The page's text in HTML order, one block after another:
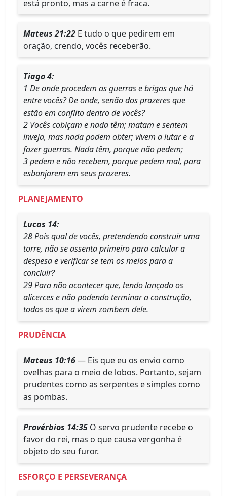
está pronto, mas a carne é fraca.
Mateus 21:22 E tudo o que pedirem em
oração, crendo, vocês receberão.
Tiago 4:
1 De onde procedem as guerras e brigas que há
entre vocês? De onde, senão dos prazeres que
estão em conflito dentro de vocês?
2 Vocês cobiçam e nada têm; matam e sentem
inveja, mas nada podem obter; vivem a lutar e a
fazer guerras. Nada têm, porque não pedem;
3 pedem e não recebem, porque pedem mal, para
esbanjarem em seus prazeres.
PLANEJAMENTO
Lucas 14:
28 Pois qual de vocês, pretendendo construir uma
torre, não se assenta primeiro para calcular a
despesa e verificar se tem os meios para a
concluir?
29 Para não acontecer que, tendo lançado os
alicerces e não podendo terminar a construção,
todos os que a virem zombem dele.
PRUDÊNCIA
Mateus 10:16— Eis que eu os envio como
ovelhas para o meio de lobos. Portanto, sejam
prudentes como as serpentes e simples como
as pombas.
Provérbios 14:35 O servo prudente recebe o
favor do rei, mas o que causa vergonha é
objeto do seu furor.
ESFORÇO E PERSEVERANÇA